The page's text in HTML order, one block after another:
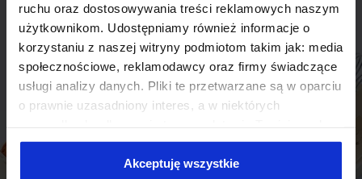
ruchu oraz dostosowywania treści reklamowych naszym
użytkownikom. Udostępniamy również informacje o
korzystaniu z naszej witryny podmiotom takim jak: media
społecznościowe, reklamodawcy oraz firmy świadczące
usługi analizy danych. Pliki te przetwarzane są w oparciu
o prawnie uzasadniony interes, a w niektórych
Niektóre z plików cookies dostarczane i przetwarzane są
przez naszych zewnętrznych partnerów, z których listą
Akceptuję wszystkie